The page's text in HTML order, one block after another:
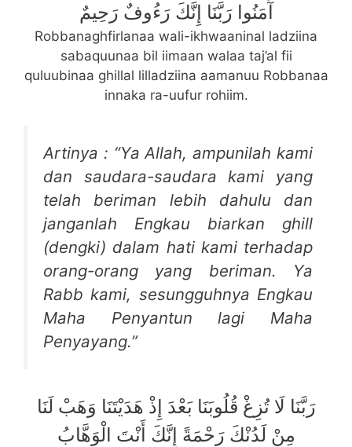
آَمَنُوا رَبَّنَا إِنَّكَ رَءُوفٌ رَحِيمٌ
Robbanaghfirlanaa wali-ikhwaaninal ladziina
sabaquunaa bil iimaan walaa taj’al fii
quluubinaa ghillal lilladziina aamanuu Robbanaa
innaka ra-uufur rohiim.
Artinya : “Ya Allah, ampunilah kami
dan saudara-saudara kami yang
telah beriman lebih dahulu dan
janganlah Engkau biarkan ghill
(dengki) dalam hati kami terhadap
orang-orang yang beriman. Ya
Rabb kami, sesungguhnya Engkau
Maha Penyantun lagi Maha
Penyayang.”
رَبَّنَا لَا تُزِغْ قُلُوبَنَا بَعْدَ إِذْ هَدَيْتَنَا وَهَبْ لَنَا
مِنْ لَدُنْكَ رَحْمَةً إِنَّكَ أَنْتَ الْوَهَّابُ